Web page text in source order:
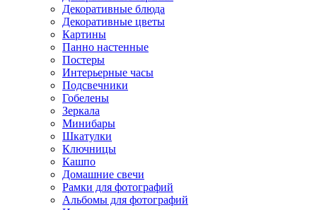
Декоративные блюда
Декоративные цветы
Картины
Панно настенные
Постеры
Интерьерные часы
Подсвечники
Гобелены
Зеркала
Минибары
Шкатулки
Ключницы
Кашпо
Домашние свечи
Рамки для фотографий
Альбомы для фотографий